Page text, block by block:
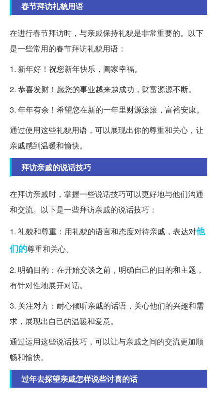
春节拜访礼貌用语
在进行春节拜访时，与亲戚保持礼貌是非常重要的。以下
是一些常用的春节拜访礼貌用语：
1. 新年好！祝您新年快乐，阖家幸福。
2. 恭喜发财！愿您的事业越来越成功，财富源源不断。
3. 年年有余！希望您在新的一年里财源滚滚，富裕安康。
通过使用这些礼貌用语，可以展现出你的尊重和关心，让
亲戚感到温暖和愉快。
拜访亲戚的说话技巧
在拜访亲戚时，掌握一些说话技巧可以更好地与他们沟通
和交流。以下是一些拜访亲戚的说话技巧：
1. 礼貌和尊重：用礼貌的语言和态度对待亲戚，表达对他
们的尊重和关心。
2. 明确目的：在开始交谈之前，明确自己的目的和主题，
有针对性地展开对话。
3. 关注对方：耐心倾听亲戚的话语，关心他们的兴趣和需
求，展现出自己的温暖和爱意。
通过运用这些说话技巧，可以让与亲戚之间的交流更加顺
畅和愉快。
过年去探望亲戚怎样说些讨喜的话